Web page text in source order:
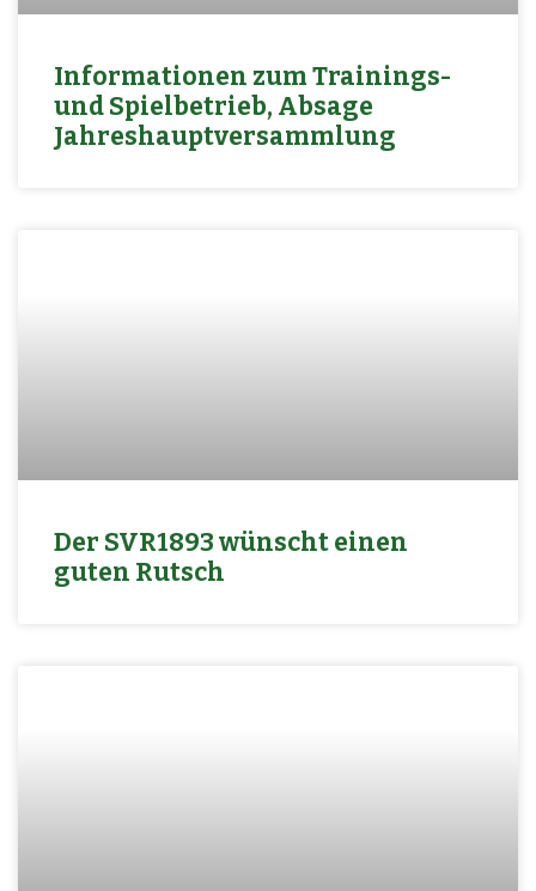
Informationen zum Trainings-
und Spielbetrieb, Absage
Jahreshauptversammlung
Der SVR1893 wünscht einen
guten Rutsch